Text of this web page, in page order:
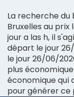
La recherche du
Bruxelles au
jour a las h, il
départ le jour
le jour 26/06/
plus
économique qui
pour générer ce